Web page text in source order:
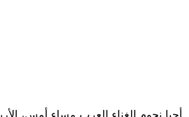
أحيا نجوم الغناء العرب مساء أمس،